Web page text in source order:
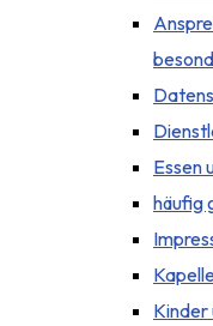
Essen
häufig
Kinder